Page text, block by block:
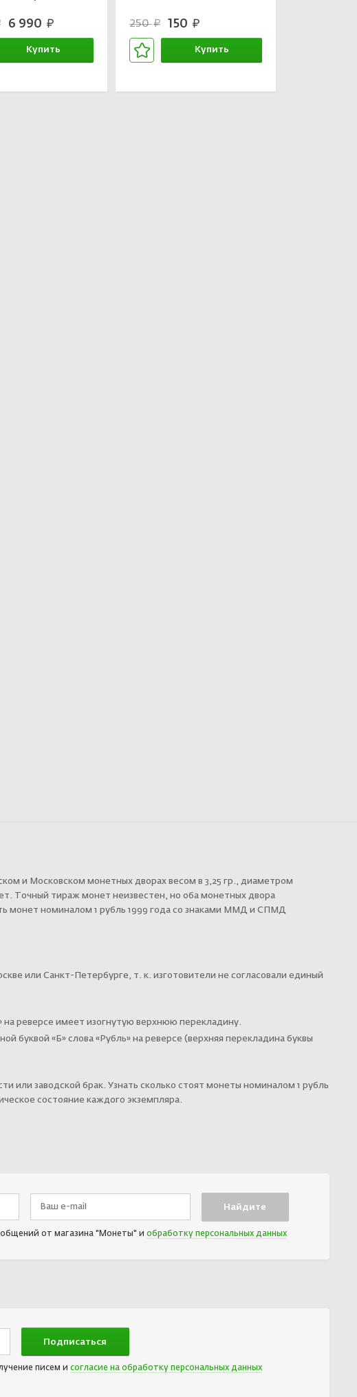
6 990 руб.
Купить
250руб. 150 руб.
Купить
и Московском монетных дворах весом в 3,25 гр., диаметром
Точный тираж монет неизвестен, но оба монетных двора
монет номиналом 1 рубль 1999 года со знаками ММД и СПМД
или Санкт-Петербурге, т. к. изготовители не согласовали единый
на реверсе имеет изогнутую верхнюю перекладину.
буквой «Б» слова «Рубль» на реверсе (верхняя перекладина буквы
или заводской брак. Узнать сколько стоят монеты номиналом 1 рубль
состояние каждого экземпляра.
от магазина "Монеты" и обработку персональных данных
писем и согласие на обработку персональных данных